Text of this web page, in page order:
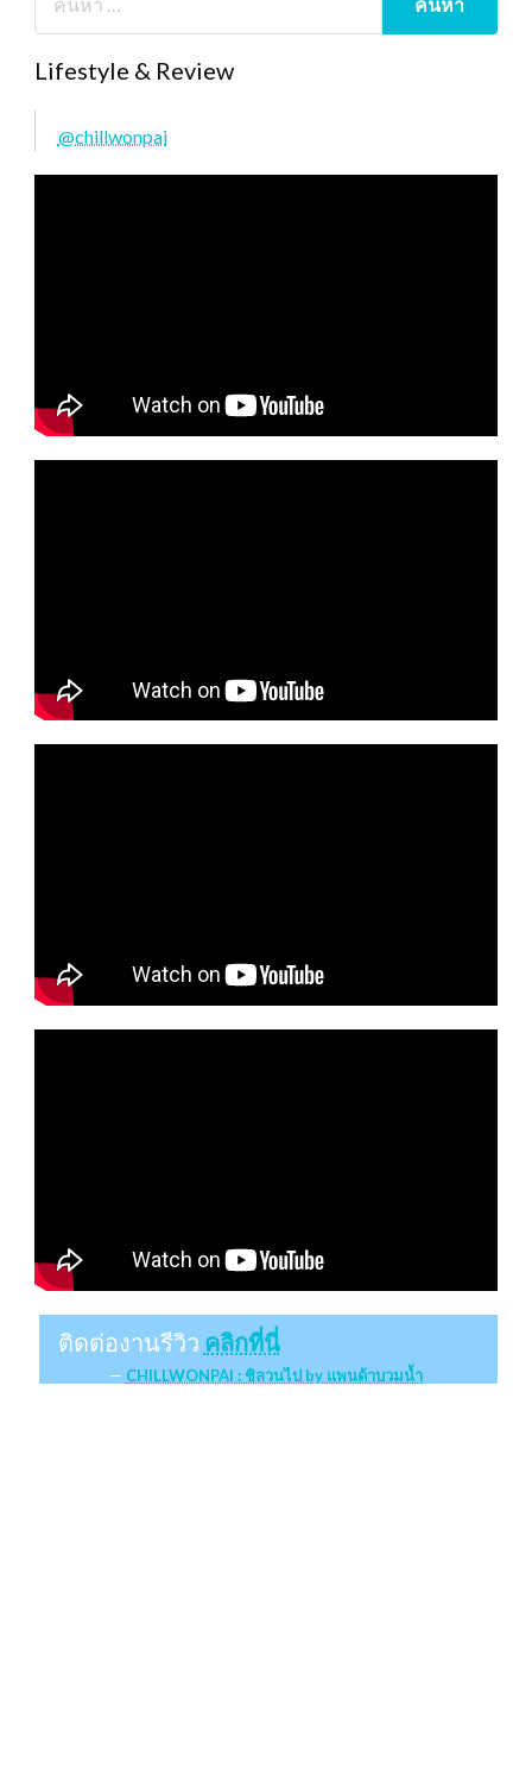
Lifestyle & Review
@chillwonpai
ติดต่องานรีวิว คลิกที่นี่
CHILLWONPAI : ชิลวนไป by แพนด้าบวมน้ำ